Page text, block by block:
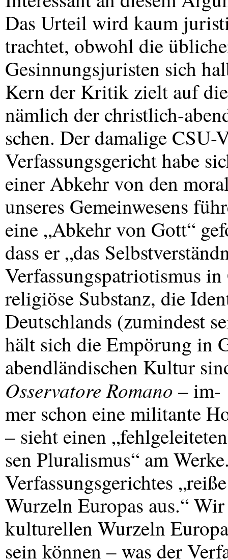
Das Urteil wird kaum
trachtet, obwohl die
Gesinnungsjuristen sich
Kern der Kritik zielt auf
nämlich der christlich-
schen. Der damalige CSU-
Verfassungsgericht habe
einer Abkehr von den
unseres Gemeinwesens
eine „Abkehr von Gott“
dass er „das
Verfassungspatriotismus
religiöse Substanz, die
Deutschlands (zumindest
hält sich die Empörung in
abendländischen Kultur
Osservatore Romano – im-
mer schon eine militante
– sieht einen
sen Pluralismus“ am
Verfassungsgerichtes
Wurzeln Europas aus.“
kulturellen Wurzeln
sein können – was der